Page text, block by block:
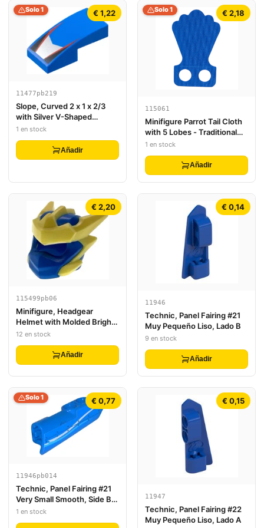
€ 1,22
Solo 1
11477pb219
Slope, Curved 2 x 1 x 2/3
with Silver V-Shaped
Center Panel, Red Stripes,
Black Triangles Pattern
1 en stock
Añadir
€ 2,18
Solo 1
115061
Minifigure Parrot Tail Cloth
with 5 Lobes - Traditional
Starched Fabric
1 en stock
Añadir
€ 2,20
115499pb06
Minifigure, Headgear
Helmet with Molded Bright
Light Yellow Crests, Barbs,
12 en stock
Añadir
€ 0,14
11946
Technic, Panel Fairing #21
Muy Pequeño Liso, Lado B
9 en stock
Añadir
€ 0,77
Solo 1
11946pb014
Technic, Panel Fairing #21
Very Small Smooth, Side B
with White and Blue Curved
1 en stock
€ 0,15
11947
Technic, Panel Fairing #22
Muy Pequeño Liso, Lado A